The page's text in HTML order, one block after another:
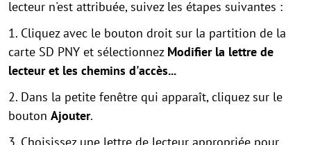
lecteur n'est attribuée, suivez les étapes suivantes :
1. Cliquez avec le bouton droit sur la partition de la
carte SD PNY et sélectionnez Modifier la lettre de
lecteur et les chemins d'accès...
2. Dans la petite fenêtre qui apparaît, cliquez sur le
bouton Ajouter.